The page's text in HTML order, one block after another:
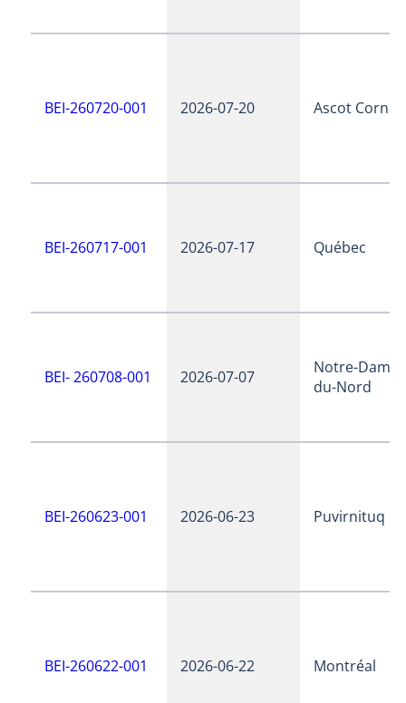
BEI-260720-001 2026-07-20 Ascot Corner
BEI-260717-001 2026-07-17 Québec
BEI- 260708-001 2026-07-07
Notre-Dame-
du-Nord
BEI-260623-001 2026-06-23 Puvirnituq
BEI-260622-001 2026-06-22 Montréal